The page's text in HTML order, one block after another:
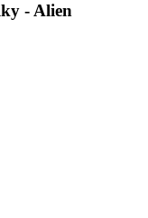
- Alien